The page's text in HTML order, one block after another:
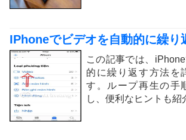
IPhoneでビデオを自動的に繰り
この記事では、
的に繰り返す方法を
す。ループ再生の手
し、便利なヒントも紹